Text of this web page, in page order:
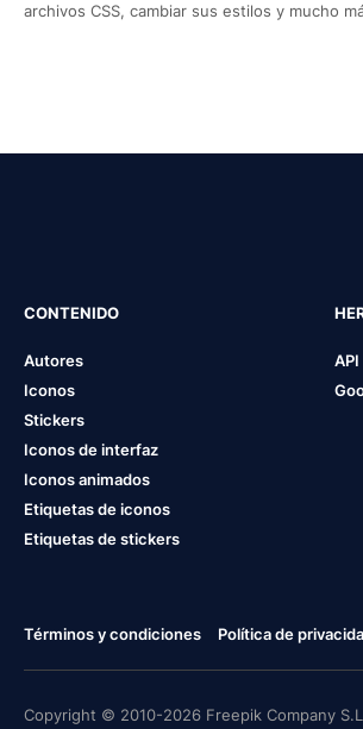
archivos CSS, cambiar sus estilos y mucho
CONTENIDO
Autores
Iconos
Stickers
Iconos de interfaz
Iconos animados
Etiquetas de iconos
Etiquetas de stickers
API
Términos y condiciones Política de
Copyright © 2010-2026 Freepik Company